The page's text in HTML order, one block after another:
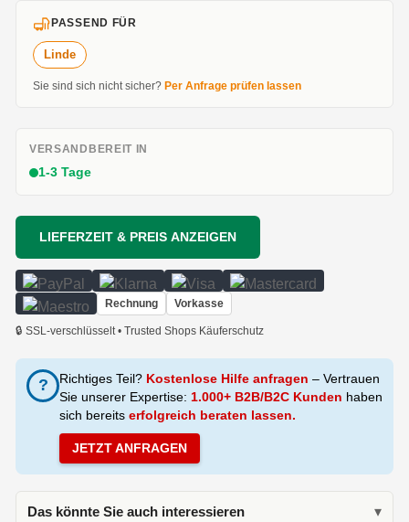
PASSEND FÜR
Linde
Sie sind sich nicht sicher? Per Anfrage prüfen lassen
VERSANDBEREIT IN
1-3 Tage
LIEFERZEIT & PREIS ANZEIGEN
Rechnung Vorkasse
🔒 SSL-verschlüsselt • Trusted Shops Käuferschutz
? Richtiges Teil? Kostenlose Hilfe anfragen – Vertrauen
Sie unserer Expertise: 1.000+ B2B/B2C Kunden haben
sich bereits erfolgreich beraten lassen.
JETZT ANFRAGEN
Das könnte Sie auch interessieren ▾